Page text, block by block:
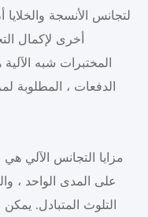
لتجانس الأنسجة
أخرى لإكمال
المختبرات شبه
الدفعات ، المطلوبة
مزايا التجانس الآلي
على المدى الواحد ،
التلوث المتبادل.